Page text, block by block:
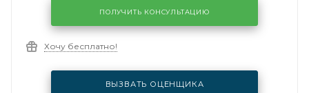
ПОЛУЧИТЬ КОНСУЛЬТАЦИЮ
Хочу бесплатно!
ВЫЗВАТЬ ОЦЕНЩИКА